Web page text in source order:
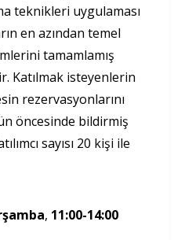
teknikleri uygulaması
en azından temel
tamamlamış
Katılmak isteyenlerin
rezervasyonlarını
öncesinde bildirmiş
sayısı 20 kişi ile
, 11:00-14:00